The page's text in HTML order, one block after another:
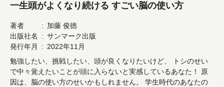
一生頭がよくなり続ける すごい脳の使い方
著者
加藤 俊徳
出版社名
サンマーク出版
発行年月
2022年11月
勉強したい、挑戦したい、頭が良くなりたいけど、 トシのせい
で中々覚えたいことが頭に入らないと実感しているあなた！ 原
因は、脳の使い方のせいかもしれません。 学生時代のあなたの